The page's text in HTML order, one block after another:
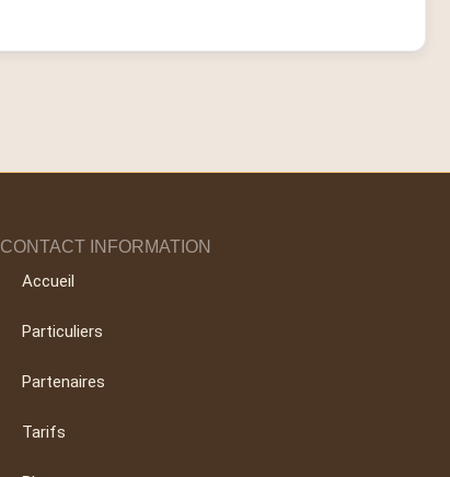
CONTACT INFORMATION
Accueil
Particuliers
Partenaires
Tarifs